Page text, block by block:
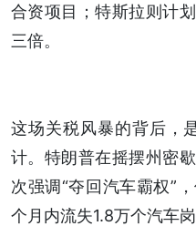
合资项目；特斯拉则计
三倍。
这场关税风暴的背后，
计。特朗普在摇摆州密
次强调“夺回汽车霸权”
个月内流失1.8万个汽车